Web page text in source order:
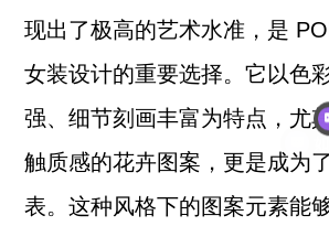
现出了极高的艺术水准，是
女装设计的重要选择。它以色
强、细节刻画丰富为特点，尤
触质感的花卉图案，更是成为
表。这种风格下的图案元素能